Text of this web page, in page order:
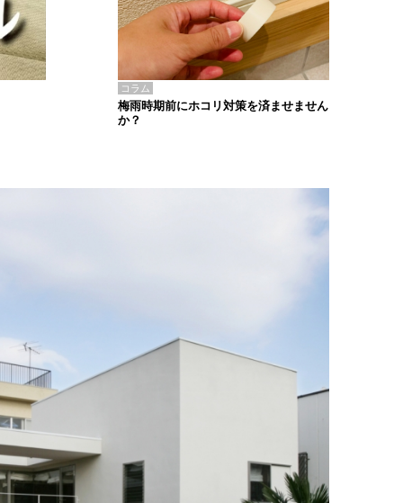
コラム
梅雨時期前にホコリ対策を済ませません
か？